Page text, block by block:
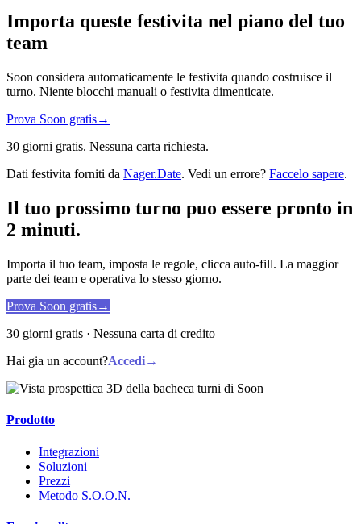
Importa queste festivita nel piano del tuo
team
Soon considera automaticamente le festivita quando costruisce il
turno. Niente blocchi manuali o festivita dimenticate.
Prova Soon gratis→
30 giorni gratis. Nessuna carta richiesta.
Dati festivita forniti da Nager.Date. Vedi un errore? Faccelo sapere.
Il tuo prossimo turno puo essere pronto in
2 minuti.
Importa il tuo team, imposta le regole, clicca auto-fill. La maggior
parte dei team e operativa lo stesso giorno.
Prova Soon gratis→
30 giorni gratis · Nessuna carta di credito
Hai gia un account?Accedi→
Prodotto
Integrazioni
Soluzioni
Prezzi
Metodo S.O.O.N.